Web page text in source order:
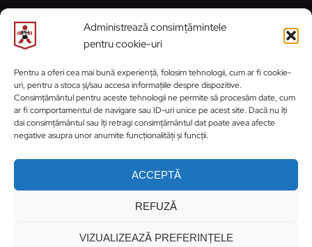
Administrează consimțămintele
pentru cookie-uri
Pentru a oferi cea mai bună experiență, folosim tehnologii, cum ar fi cookie-
uri, pentru a stoca și/sau accesa informațiile despre dispozitive.
Consimțământul pentru aceste tehnologii ne permite să procesăm date, cum
ar fi comportamentul de navigare sau ID-uri unice pe acest site. Dacă nu îți
dai consimțământul sau îți retragi consimțământul dat poate avea afecte
negative asupra unor anumite funcționalități și funcții.
ACCEPTĂ
REFUZĂ
VIZUALIZEAZĂ PREFERINȚELE
CONTACT
https://www.facebook.com/
https://www.instagram.com/
WhatsApp
© 2026 Clubul Sportiv alPHa Prahova | Site
dezvoltat și întreținut deHONTRYKE